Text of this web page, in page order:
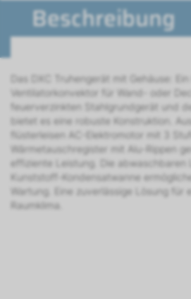
Beschreibung
Das DXC Truhengerät mit Gehäuse:
Ventilatorkonvektor für Wand- oder
feuerverzinkten Stahlgrundgerät und
bietet es eine robuste Konstruktion.
flüsterleisen AC-Elektromotor mit 3
Wärmetauschregister mit Alu-Rippen
effiziente Leistung. Die abwaschbaren
Kunststoff-Kondensatwanne
Wartung. Eine zuverlässige Lösung für
Raumklima.